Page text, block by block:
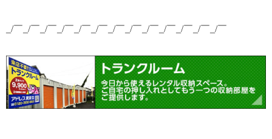
_/￣_/￣_/￣_/￣_/￣_/￣_/￣_/￣_/￣_/￣_/￣_/￣_/￣